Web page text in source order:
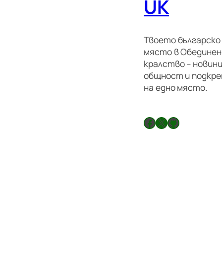
UK
Твоето българско
място в
кралство –
общност и
на едно място.
Facebook X GitHub